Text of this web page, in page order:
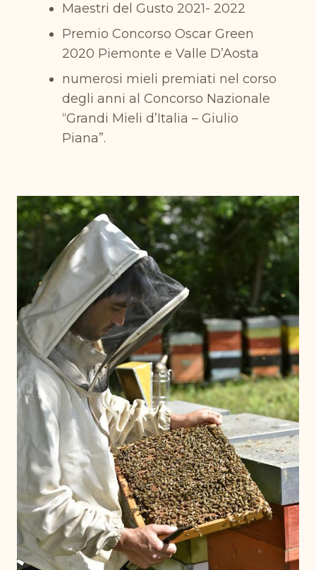
Maestri del Gusto 2021- 2022
Premio Concorso Oscar Green
2020 Piemonte e Valle D’Aosta
numerosi mieli premiati nel corso
degli anni al Concorso Nazionale
“Grandi Mieli d’Italia – Giulio
Piana”.